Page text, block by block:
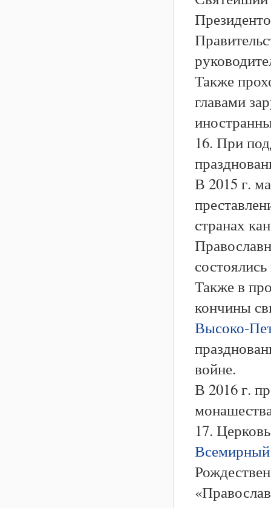
Также
главами
16. При
В 2015 г.
странах
Также в
кончины
Высоко-
войне.
В 2016 г.
17.
Всемирный